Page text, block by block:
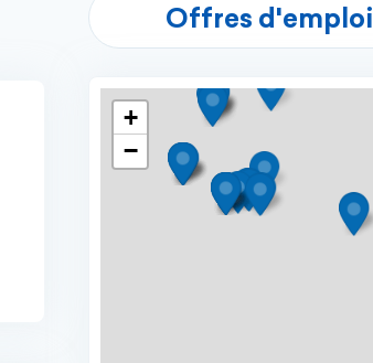
Offres d'emploi
+
−